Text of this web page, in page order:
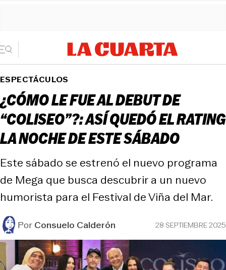
ESPECTÁCULOS
¿CÓMO LE FUE AL DEBUT DE
“COLISEO”?: ASÍ QUEDÓ EL RATING
LA NOCHE DE ESTE SÁBADO
Este sábado se estrenó el nuevo programa
de Mega que busca descubrir a un nuevo
humorista para el Festival de Viña del Mar.
PorConsuelo Calderón 28 SEPTIEMBRE 2025